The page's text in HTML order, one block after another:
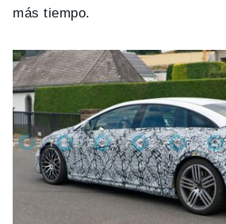
más tiempo.